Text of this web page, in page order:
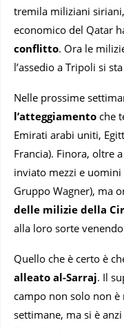
tremila miliziani
economico del Qatar
conflitto. Ora le
l’assedio a Tripoli si
Nelle prossime
l’atteggiamento che
Emirati arabi uniti,
Francia). Finora, oltre
inviato mezzi e
Gruppo Wagner), ma
delle milizie della
alla loro sorte
Quello che è certo è
alleato al-Sarraj. Il
campo non solo non
settimane, ma si è